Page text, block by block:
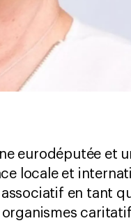
eurodéputée et
locale et
en tant